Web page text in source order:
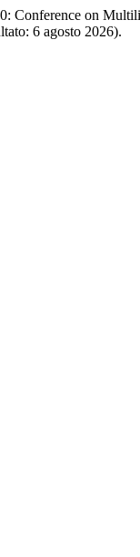
Conference on
6 agosto 2026).